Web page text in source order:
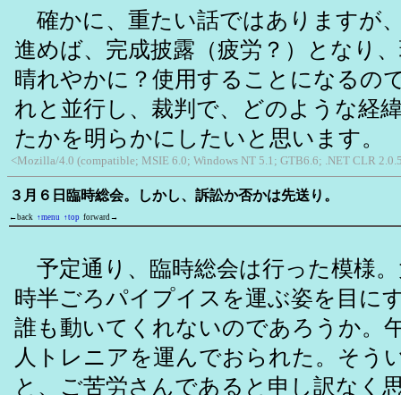
確かに、重たい話ではありますが
進めば、完成披露（疲労？）となり
晴れやかに？使用することになるの
れと並行し、裁判で、どのような経
たかを明らかにしたいと思います。
<Mozilla/4.0 (compatible; MSIE 6.0; Windows NT 5.1; GTB6.6; .NET CLR
３月６日臨時総会。しかし、訴訟か否かは先送り。
←back ↑menu ↑top forward→
予定通り、臨時総会は行った模様
時半ごろパイプイスを運ぶ姿を目に
誰も動いてくれないのであろうか。
人トレニアを運んでおられた。そう
と、ご苦労さんであると申し訳なく